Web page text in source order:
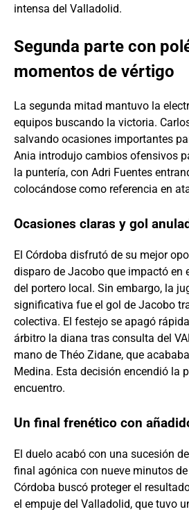
intensa del Valladolid.
Segunda parte con
momentos de vértigo
La segunda mitad mantuvo la
equipos buscando la victoria.
salvando ocasiones importantes
Ania introdujo cambios ofensivos
la puntería, con Adri Fuentes
colocándose como referencia en
Ocasiones claras y gol
El Córdoba disfrutó de su mejor
disparo de Jacobo que impactó en
del portero local. Sin embargo, la
significativa fue el gol de Jacobo
colectiva. El festejo se apagó
árbitro la diana tras consulta del
mano de Théo Zidane, que
Medina. Esta decisión encendió la
encuentro.
Un final frenético con
El duelo acabó con una sucesión
final agónica con nueve minutos
Córdoba buscó proteger el
el empuje del Valladolid, que tuvo